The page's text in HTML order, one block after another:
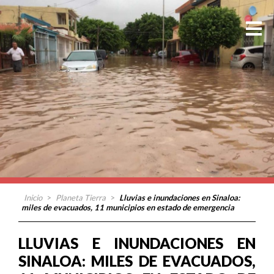
Inicio > Planeta Tierra > Lluvias e inundaciones en Sinaloa:
miles de evacuados, 11 municipios en estado de emergencia
LLUVIAS E INUNDACIONES EN
SINALOA: MILES DE EVACUADOS,